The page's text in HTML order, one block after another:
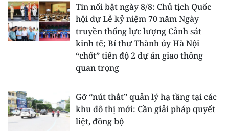
Tin nổi bật ngày 8/8: Chủ tịch Quốc
hội dự Lễ kỷ niệm 70 năm Ngày
truyền thống lực lượng Cảnh sát
kinh tế; Bí thư Thành ủy Hà Nội
“chốt” tiến độ 2 dự án giao thông
quan trọng
Gỡ “nút thắt” quản lý hạ tầng tại các
khu đô thị mới: Cần giải pháp quyết
liệt, đồng bộ